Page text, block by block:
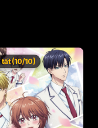
tất (10/10)